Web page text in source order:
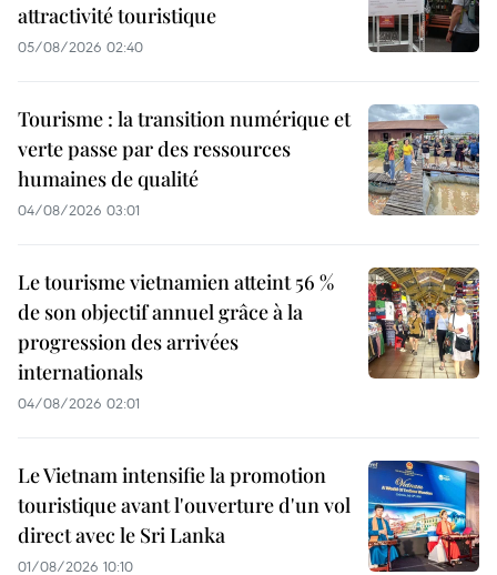
attractivité touristique
05/08/2026 02:40
Tourisme : la transition numérique et
verte passe par des ressources
humaines de qualité
04/08/2026 03:01
Le tourisme vietnamien atteint 56 %
de son objectif annuel grâce à la
progression des arrivées
internationals
04/08/2026 02:01
Le Vietnam intensifie la promotion
touristique avant l'ouverture d'un vol
direct avec le Sri Lanka
01/08/2026 10:10